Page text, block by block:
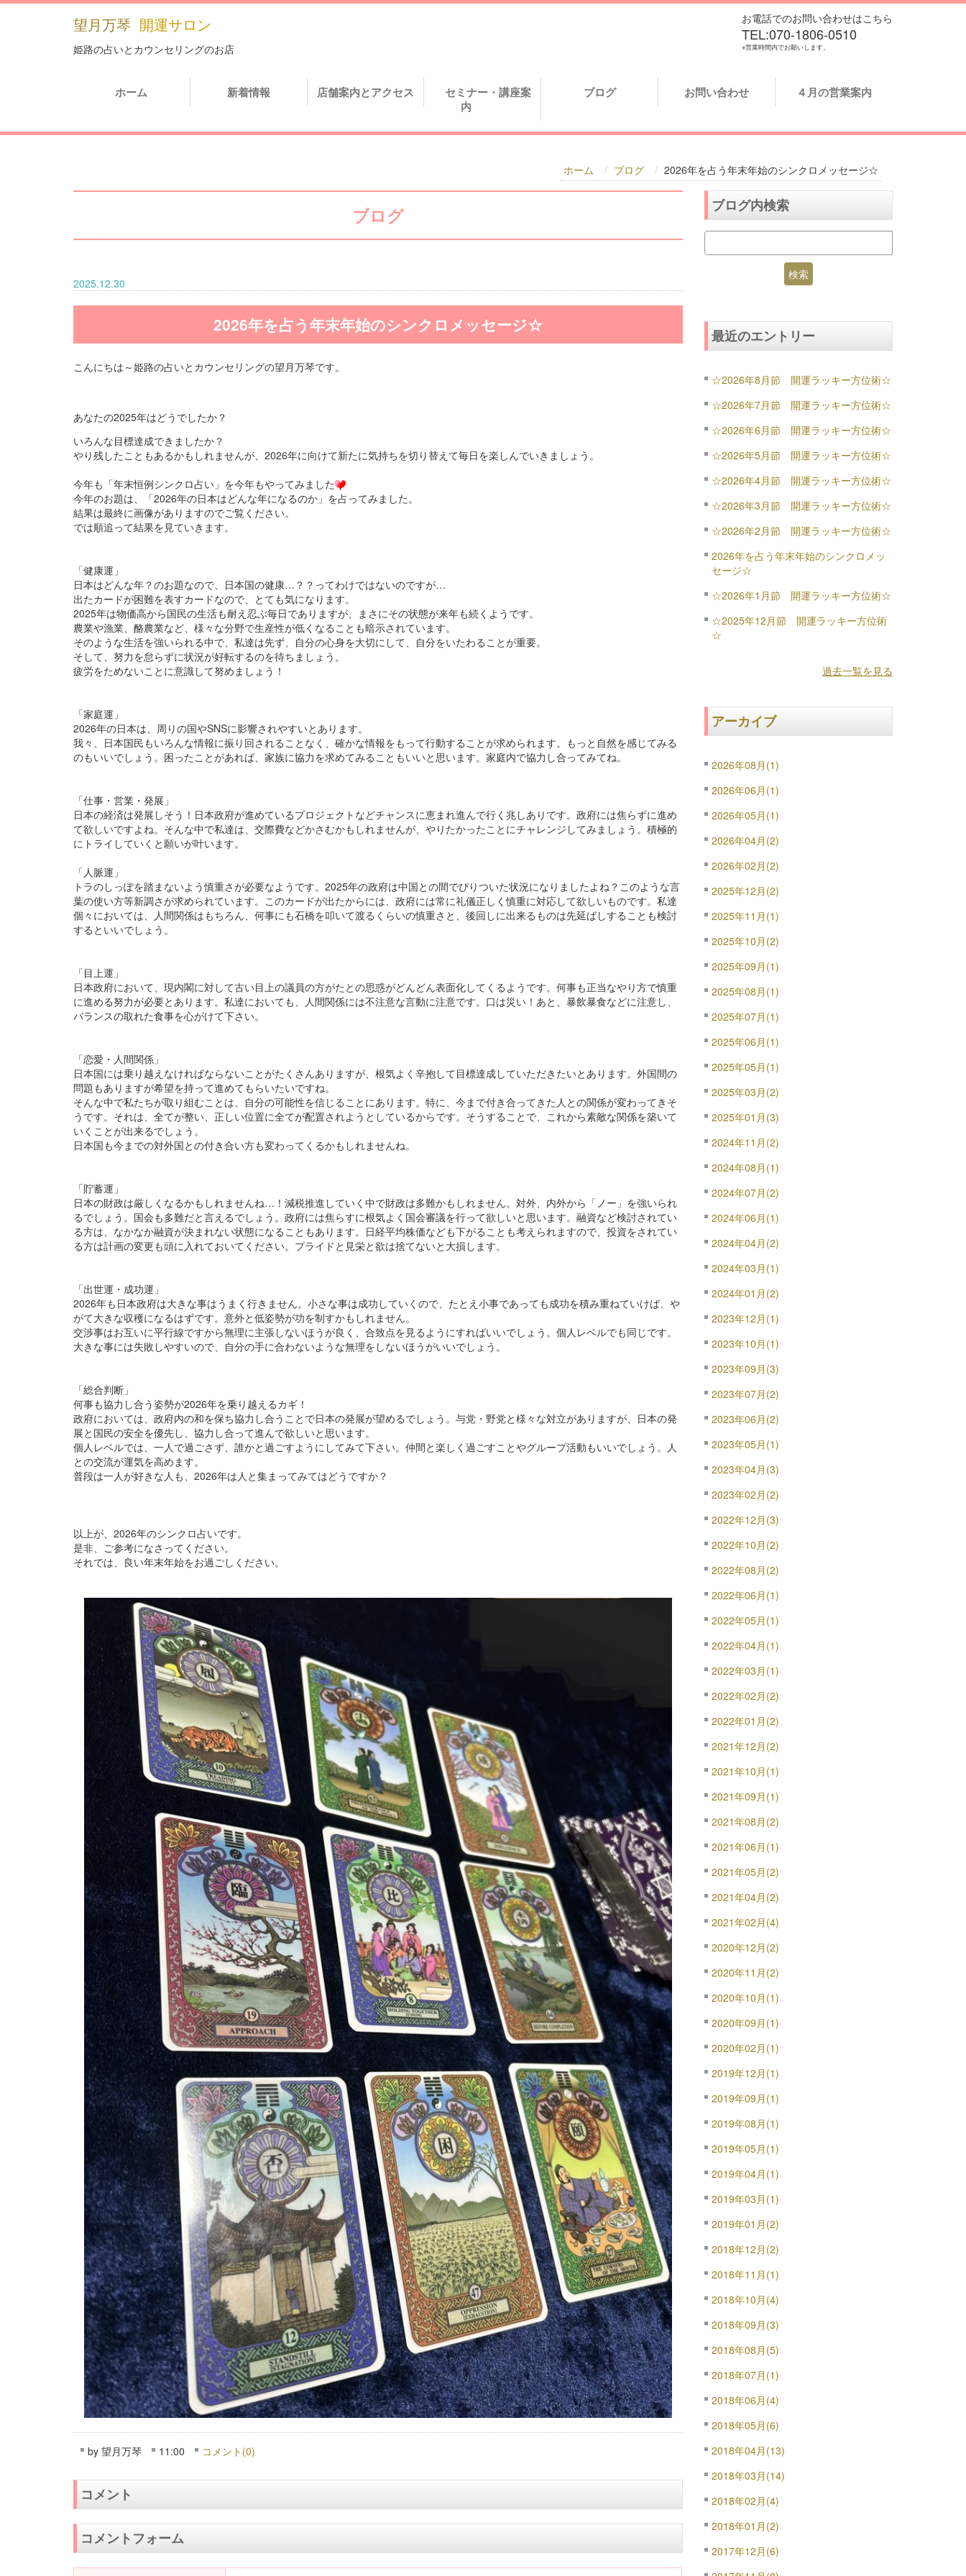
望月万琴 開運サロン
姫路の占いとカウンセリングのお店
お電話でのお問い合わせはこちら
TEL:070-1806-0510
※営業時間内でお願いします。
ホーム 新着情報 店舗案内とアクセス
セミナー・講座案
内
ブログ お問い合わせ ４月の営業案内
ホーム ブログ 2026年を占う年末年始のシンクロメッセージ☆
ブログ
2025.12.30
2026年を占う年末年始のシンクロメッセージ☆
こんにちは～姫路の占いとカウンセリングの望月万琴です。
あなたの2025年はどうでしたか？
いろんな目標達成できましたか？
やり残したこともあるかもしれませんが、2026年に向けて新たに気持ちを切り替えて毎日を楽しんでいきましょう。
今年も「年末恒例シンクロ占い」を今年もやってみました
今年のお題は、「2026年の日本はどんな年になるのか」を占ってみました。
結果は最終に画像がありますのでご覧ください。
では順追って結果を見ていきます。
「健康運」
日本はどんな年？のお題なので、日本国の健康…？？ってわけではないのですが…
出たカードが困難を表すカードなので、とても気になります。
2025年は物価高から国民の生活も耐え忍ぶ毎日でありますが、まさにその状態が来年も続くようです。
農業や漁業、酪農業など、様々な分野で生産性が低くなることも暗示されています。
そのような生活を強いられる中で、私達は先ず、自分の心身を大切にして、自分をいたわることが重要。
そして、努力を怠らずに状況が好転するのを待ちましょう。
疲労をためないことに意識して努めましょう！
「家庭運」
2026年の日本は、周りの国やSNSに影響されやすいとあります。
我々、日本国民もいろんな情報に振り回されることなく、確かな情報をもって行動することが求められます。もっと自然を感じてみる
のもいいでしょう。困ったことがあれば、家族に協力を求めてみることもいいと思います。家庭内で協力し合ってみてね。
「仕事・営業・発展」
日本の経済は発展しそう！日本政府が進めているプロジェクトなどチャンスに恵まれ進んで行く兆しありです。政府には焦らずに進め
て欲しいですよね。そんな中で私達は、交際費などかさむかもしれませんが、やりたかったことにチャレンジしてみましょう。積極的
にトライしていくと願いが叶います。
「人脈運」
トラのしっぽを踏まないよう慎重さが必要なようです。2025年の政府は中国との間でぴりついた状況になりましたよね？このような言
葉の使い方等新調さが求められています。このカードが出たからには、政府には常に礼儀正しく慎重に対応して欲しいものです。私達
個々においては、人間関係はもちろん、何事にも石橋を叩いて渡るくらいの慎重さと、後回しに出来るものは先延ばしすることも検討
するといいでしょう。
「目上運」
日本政府において、現内閣に対して古い目上の議員の方がたとの思惑がどんどん表面化してくるようです。何事も正当なやり方で慎重
に進める努力が必要とあります。私達においても、人間関係には不注意な言動に注意です。口は災い！あと、暴飲暴食などに注意し、
バランスの取れた食事を心がけて下さい。
「恋愛・人間関係」
日本国には乗り越えなければならないことがたくさんありますが、根気よく辛抱して目標達成していただきたいとあります。外国間の
問題もありますが希望を持って進めてもらいたいですね。
そんな中で私たちが取り組むことは、自分の可能性を信じることにあります。特に、今まで付き合ってきた人との関係が変わってきそ
うです。それは、全てが整い、正しい位置に全てが配置されようとしているからです。そうすることで、これから素敵な関係を築いて
いくことが出来るでしょう。
日本国も今までの対外国との付き合い方も変わってくるかもしれませんね。
「貯蓄運」
日本の財政は厳しくなるかもしれませんね…！減税推進していく中で財政は多難かもしれません。対外、内外から「ノー」を強いられ
るでしょう。国会も多難だと言えるでしょう。政府には焦らすに根気よく国会審議を行って欲しいと思います。融資など検討されてい
る方は、なかなか融資が決まれない状態になることもあります。日経平均株価なども下がることも考えられますので、投資をされてい
る方は計画の変更も頭に入れておいてください。プライドと見栄と欲は捨てないと大損します。
「出世運・成功運」
2026年も日本政府は大きな事はうまく行きません。小さな事は成功していくので、たとえ小事であっても成功を積み重ねていけば、や
がて大きな収穫になるはずです。意外と低姿勢が功を制すかもしれません。
交渉事はお互いに平行線ですから無理に主張しないほうが良く、合致点を見るようにすればいいでしょう。個人レベルでも同じです。
大きな事には失敗しやすいので、自分の手に合わないような無理をしないほうがいいでしょう。
「総合判断」
何事も協力し合う姿勢が2026年を乗り越えるカギ！
政府においては、政府内の和を保ち協力し合うことで日本の発展が望めるでしょう。与党・野党と様々な対立がありますが、日本の発
展と国民の安全を優先し、協力し合って進んで欲しいと思います。
個人レベルでは、一人で過ごさず、誰かと過ごすようにしてみて下さい。仲間と楽しく過ごすことやグループ活動もいいでしょう。人
との交流が運気を高めます。
普段は一人が好きな人も、2026年は人と集まってみてはどうですか？
以上が、2026年のシンクロ占いです。
是非、ご参考になさってください。
それでは、良い年末年始をお過ごしください。
by 望月万琴 11:00 コメント(0)
コメント
コメントフォーム
ブログ内検索
最近のエントリー
☆2026年8月節 開運ラッキー方位術☆
☆2026年7月節 開運ラッキー方位術☆
☆2026年6月節 開運ラッキー方位術☆
☆2026年5月節 開運ラッキー方位術☆
☆2026年4月節 開運ラッキー方位術☆
☆2026年3月節 開運ラッキー方位術☆
☆2026年2月節 開運ラッキー方位術☆
2026年を占う年末年始のシンクロメッ
セージ☆
☆2026年1月節 開運ラッキー方位術☆
☆2025年12月節 開運ラッキー方位術
☆
過去一覧を見る
アーカイブ
2026年08月(1)
2026年06月(1)
2026年05月(1)
2026年04月(2)
2026年02月(2)
2025年12月(2)
2025年11月(1)
2025年10月(2)
2025年09月(1)
2025年08月(1)
2025年07月(1)
2025年06月(1)
2025年05月(1)
2025年03月(2)
2025年01月(3)
2024年11月(2)
2024年08月(1)
2024年07月(2)
2024年06月(1)
2024年04月(2)
2024年03月(1)
2024年01月(2)
2023年12月(1)
2023年10月(1)
2023年09月(3)
2023年07月(2)
2023年06月(2)
2023年05月(1)
2023年04月(3)
2023年02月(2)
2022年12月(3)
2022年10月(2)
2022年08月(2)
2022年06月(1)
2022年05月(1)
2022年04月(1)
2022年03月(1)
2022年02月(2)
2022年01月(2)
2021年12月(2)
2021年10月(1)
2021年09月(1)
2021年08月(2)
2021年06月(1)
2021年05月(2)
2021年04月(2)
2021年02月(4)
2020年12月(2)
2020年11月(2)
2020年10月(1)
2020年09月(1)
2020年02月(1)
2019年12月(1)
2019年09月(1)
2019年08月(1)
2019年05月(1)
2019年04月(1)
2019年03月(1)
2019年01月(2)
2018年12月(2)
2018年11月(1)
2018年10月(4)
2018年09月(3)
2018年08月(5)
2018年07月(1)
2018年06月(4)
2018年05月(6)
2018年04月(13)
2018年03月(14)
2018年02月(4)
2018年01月(2)
2017年12月(6)